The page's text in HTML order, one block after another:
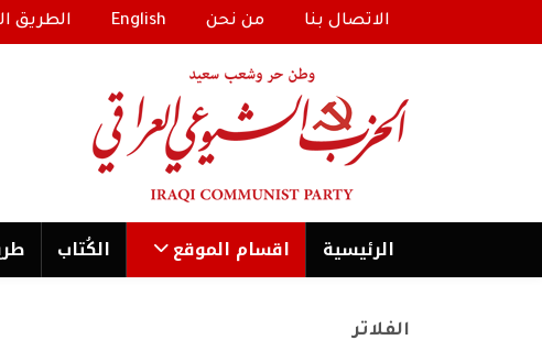
الاتصال بنا من نحن English الطريق
الرئیسية اقسام الموقع الكُتاب
الفلاتر